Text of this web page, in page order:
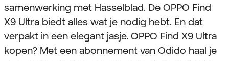
samenwerking met Hasselblad. De OPPO Find
X9 Ultra biedt alles wat je nodig hebt. En dat
verpakt in een elegant jasje. OPPO Find X9 Ultra
kopen? Met een abonnement van Odido haal je